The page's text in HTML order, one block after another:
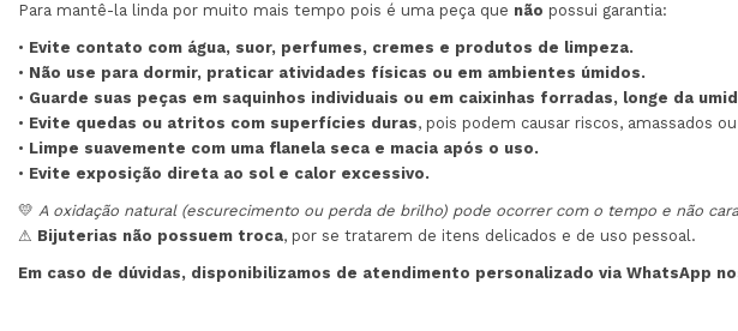
Para mantê-la linda por muito mais tempo pois é uma peça que não possui garantia:
• Evite contato com água, suor, perfumes, cremes e produtos de limpeza.
• Não use para dormir, praticar atividades físicas ou em ambientes úmidos.
• Guarde suas peças em saquinhos individuais ou em caixinhas forradas, longe da
• Evite quedas ou atritos com superfícies duras, pois podem causar riscos, amassados
• Limpe suavemente com uma flanela seca e macia após o uso.
• Evite exposição direta ao sol e calor excessivo.
💛 A oxidação natural (escurecimento ou perda de brilho) pode ocorrer com o tempo e não
⚠ Bijuterias não possuem troca, por se tratarem de itens delicados e de uso pessoal.
Em caso de dúvidas, disponibilizamos de atendimento personalizado via WhatsApp